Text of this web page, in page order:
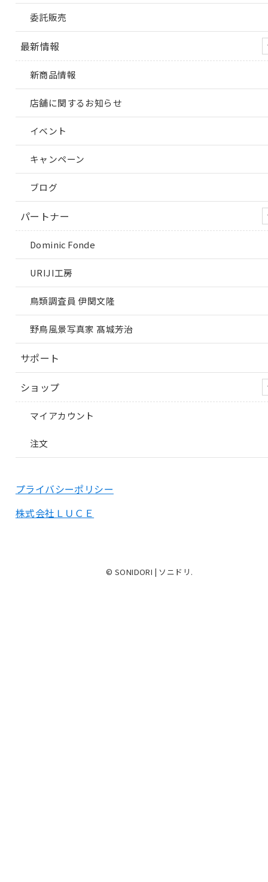
委託販売
最新情報
新商品情報
店舗に関するお知らせ
イベント
キャンペーン
ブログ
パートナー
Dominic Fonde
URIJI工房
鳥類調査員 伊関文隆
野鳥風景写真家 髙城芳治
サポート
ショップ
マイアカウント
注文
プライバシーポリシー
株式会社ＬＵＣＥ
© SONIDORI | ソニドリ.